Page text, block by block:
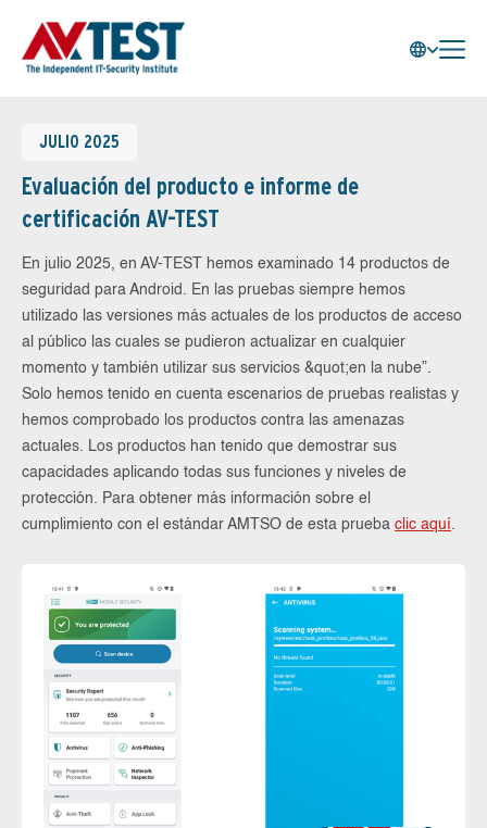
JULIO 2025
Evaluación del producto e informe de
certificación AV-TEST
En julio 2025, en AV-TEST hemos examinado 14 productos de
seguridad para Android. En las pruebas siempre hemos
utilizado las versiones más actuales de los productos de acceso
al público las cuales se pudieron actualizar en cualquier
momento y también utilizar sus servicios &quot;en la nube”.
Solo hemos tenido en cuenta escenarios de pruebas realistas y
hemos comprobado los productos contra las amenazas
actuales. Los productos han tenido que demostrar sus
capacidades aplicando todas sus funciones y niveles de
protección. Para obtener más información sobre el
cumplimiento con el estándar AMTSO de esta prueba clic aquí.